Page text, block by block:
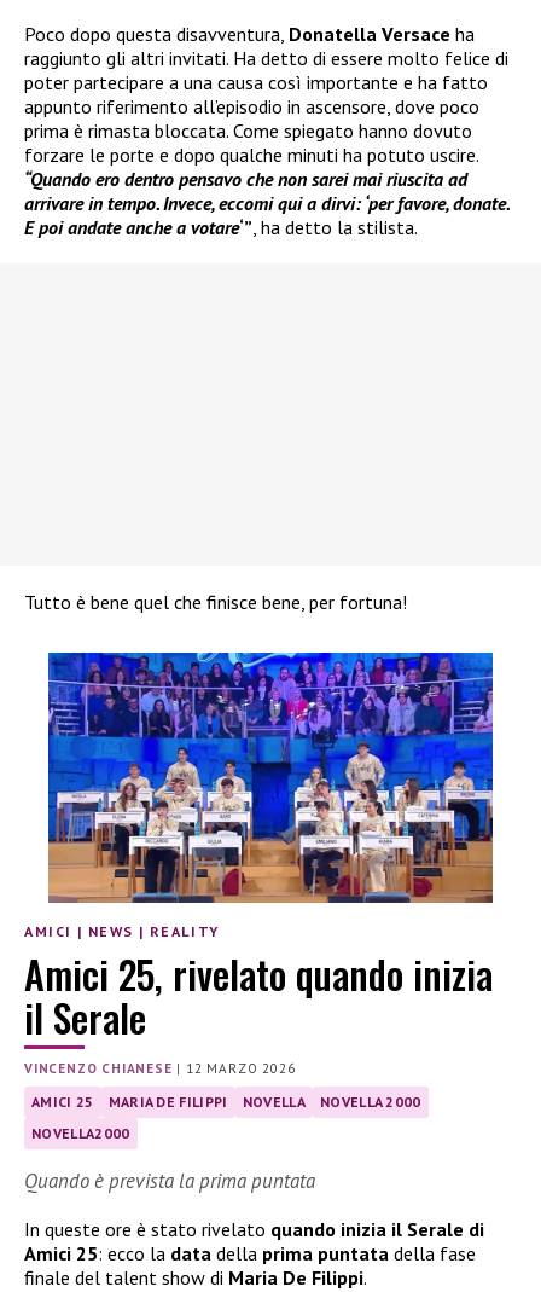
Poco dopo questa disavventura, Donatella Versace ha
raggiunto gli altri invitati. Ha detto di essere molto felice di
poter partecipare a una causa così importante e ha fatto
appunto riferimento all’episodio in ascensore, dove poco
prima è rimasta bloccata. Come spiegato hanno dovuto
forzare le porte e dopo qualche minuti ha potuto uscire.
“Quando ero dentro pensavo che non sarei mai riuscita ad
arrivare in tempo. Invece, eccomi qui a dirvi: ‘per favore, donate.
E poi andate anche a votare‘”, ha detto la stilista.
Tutto è bene quel che finisce bene, per fortuna!
AMICI | NEWS | REALITY
Amici 25, rivelato quando inizia
il Serale
VINCENZO CHIANESE | 12 MARZO 2026
AMICI 25 MARIA DE FILIPPI NOVELLA
NOVELLA 2000
NOVELLA2000
Quando è prevista la prima puntata
In queste ore è stato rivelato quando inizia il Serale di
Amici 25: ecco la data della prima puntata della fase
finale del talent show di Maria De Filippi.